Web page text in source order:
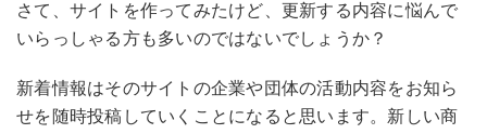
さて、サイトを作ってみたけど、更新する内容に悩んで
いらっしゃる方も多いのではないでしょうか？
新着情報はそのサイトの企業や団体の活動内容をお知ら
せを随時投稿していくことになると思います。新しい商